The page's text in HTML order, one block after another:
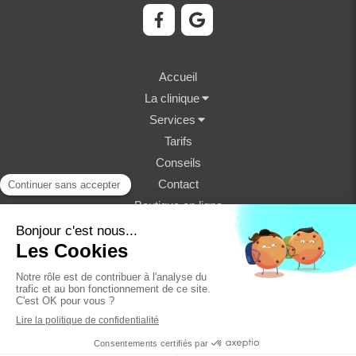
Accueil
La clinique
Services
Tarifs
Conseils
Contact
Boutique en ligne
©2023 Clinique Vétérinaire Fondère - Structure
Plan du site
Mentions légales